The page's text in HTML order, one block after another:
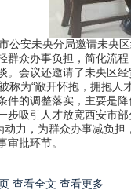
安未央分局邀请未央区
群众办事负担，简化流
。会议还邀请了未央区
为“敞开怀抱，拥抱人
件的调整落实，主要是
步吸引人才放宽西安市
动力，为群众办事减负
审批环节。
查看全文 查看更多